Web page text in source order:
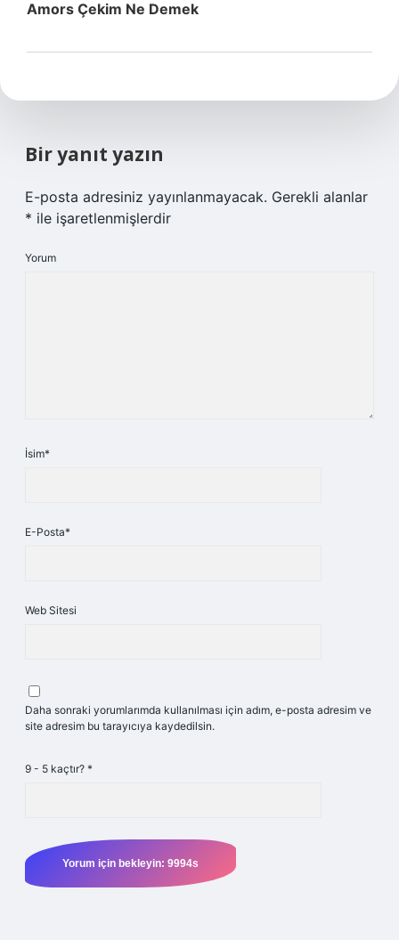
Amors Çekim Ne Demek
Bir yanıt yazın
E-posta adresiniz yayınlanmayacak. Gerekli alanlar
* ile işaretlenmişlerdir
Yorum
İsim*
E-Posta*
Web Sitesi
Daha sonraki yorumlarımda kullanılması için adım, e-posta adresim ve
site adresim bu tarayıcıya kaydedilsin.
9 - 5 kaçtır? *